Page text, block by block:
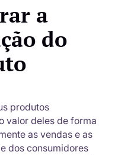
a
do
produtos
valor deles de forma
as vendas e as
dos consumidores